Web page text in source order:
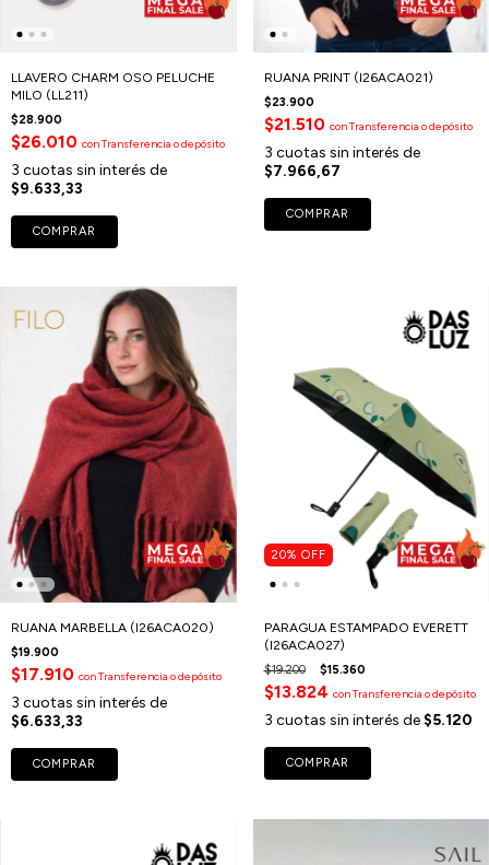
LLAVERO CHARM OSO PELUCHE
MILO (LL211)
$28.900
$26.010 conTransferencia o depósito
3 cuotas sin interés de
$9.633,33
COMPRAR
RUANA PRINT (I26ACA021)
$23.900
$21.510 conTransferencia o depósito
3 cuotas sin interés de
$7.966,67
COMPRAR
RUANA MARBELLA (I26ACA020)
$19.900
$17.910 conTransferencia o depósito
3 cuotas sin interés de
$6.633,33
COMPRAR
20% OFF
PARAGUA ESTAMPADO EVERETT
(I26ACA027)
$19.200 $15.360
$13.824 conTransferencia o depósito
3 cuotas sin interés de $5.120
COMPRAR